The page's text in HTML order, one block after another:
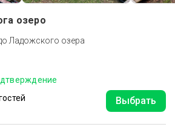
озеро
Ладожского озера
Выбрать